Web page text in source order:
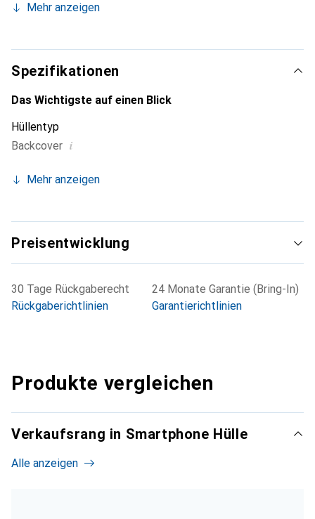
Ihr Smartphone. Die Marke Noreve ist international für ihre
für den anspruchsvollen Kunden.
Mehr anzeigen
Spezifikationen
Das Wichtigste auf einen Blick
Hüllentyp
Backcover i
Mehr anzeigen
Preisentwicklung
30 Tage Rückgaberecht
Rückgaberichtlinien
24 Monate Garantie (Bring-In)
Garantierichtlinien
Produkte vergleichen
Verkaufsrang in Smartphone Hülle
Alle anzeigen